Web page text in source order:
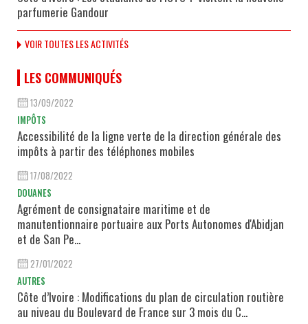
parfumerie Gandour
VOIR TOUTES LES ACTIVITÉS
LES COMMUNIQUÉS
13/09/2022
IMPÔTS
Accessibilité de la ligne verte de la direction générale des
impôts à partir des téléphones mobiles
17/08/2022
DOUANES
Agrément de consignataire maritime et de
manutentionnaire portuaire aux Ports Autonomes d'Abidjan
et de San Pe...
27/01/2022
AUTRES
Côte d’Ivoire : Modifications du plan de circulation routière
au niveau du Boulevard de France sur 3 mois du C...